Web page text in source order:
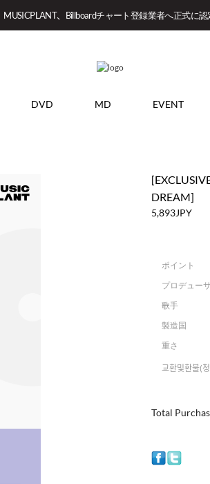
MUSICPLANT、Billboardチャート登録業者へ正式に認
DVD MD EVENT
DREAM]
5,893JPY
ポイント
プロデューサ
ー
歌手
製造国
重さ
교환및환불(
Total